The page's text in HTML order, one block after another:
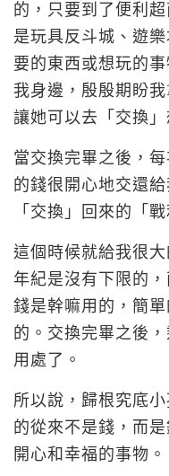
的，只要到了便利
是玩具反斗城、遊
要的東西或想玩的
我身邊，殷殷期盼
讓她可以去「交換
當交換完畢之後，
的錢很開心地交還
「交換」回來的「戰
這個時候就給我很
年紀是沒有下限的
錢是幹嘛用的，簡單
的。交換完畢之後
用處了。
所以說，歸根究底
的從來不是錢，而
開心和幸福的事物。